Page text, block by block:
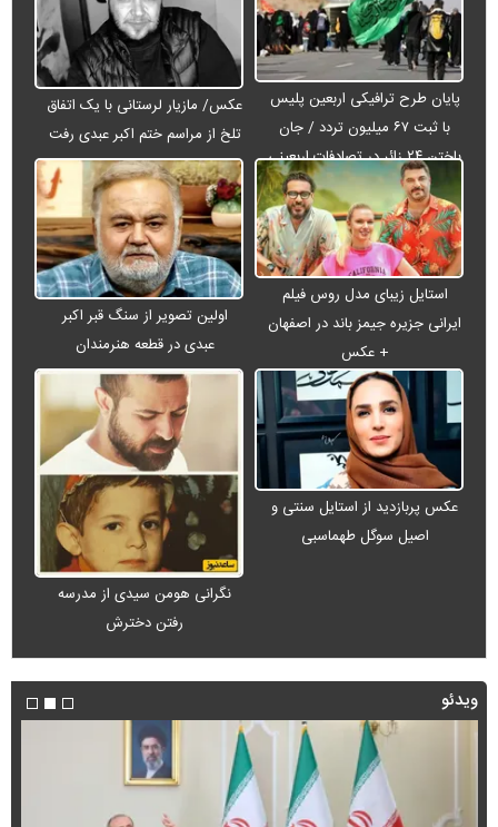
پایان طرح ترافیکی اربعین پلیس
با ثبت ۶۷ میلیون تردد / جان
باختن ۲۴ زائر در تصادفات اربعینی
عکس/ مازیار لرستانی با یک اتفاق
تلخ از مراسم ختم اکبر عبدی رفت
استایل زیبای مدل روس فیلم
ایرانی جزیره جیمز باند در اصفهان
+ عکس
اولین تصویر از سنگ قبر اکبر
عبدی در قطعه هنرمندان
عکس پربازدید از استایل سنتی و
اصیل سوگل طهماسبی
نگرانی هومن سیدی از مدرسه
رفتن دخترش
ویدئو